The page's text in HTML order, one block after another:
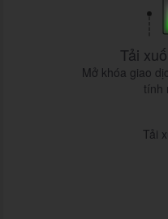
Tải
Mở khóa giao
tính
Tải